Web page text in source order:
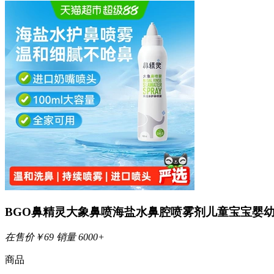
BGO鼻精灵大象鼻喷海盐水鼻腔喷雾剂儿童宝宝婴
在售价￥69 销量6000+
商品